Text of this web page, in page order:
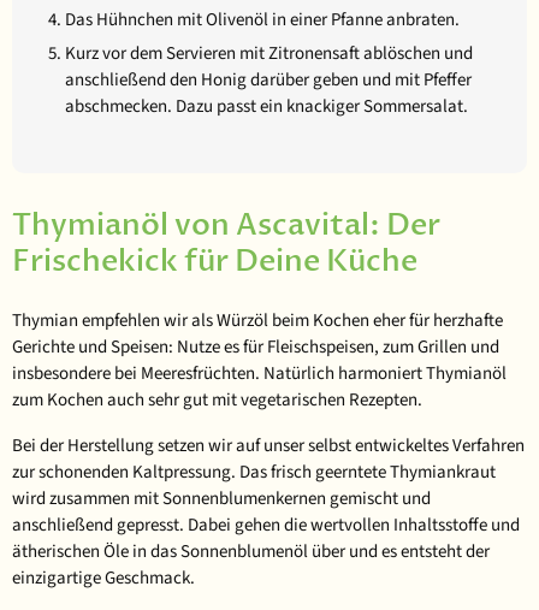
Das Hühnchen mit Olivenöl in einer Pfanne anbraten.
Kurz vor dem Servieren mit Zitronensaft ablöschen und
anschließend den Honig darüber geben und mit Pfeffer
abschmecken. Dazu passt ein knackiger Sommersalat.
Thymianöl von Ascavital: Der
Frischekick für Deine Küche
Thymian empfehlen wir als Würzöl beim Kochen eherfür herzhafte
Gerichteund Speisen: Nutze es für Fleischspeisen, zum Grillen und
insbesondere bei Meeresfrüchten. Natürlich harmoniert Thymianöl
zum Kochen auch sehr gut mit vegetarischen Rezepten.
Bei der Herstellung setzen wir auf unser selbst entwickeltes Verfahren
zur schonenden Kaltpressung. Das frisch geerntete Thymiankraut
wird zusammen mit Sonnenblumenkernen gemischt und
anschließend gepresst. Dabei gehen die wertvollen Inhaltsstoffe und
ätherischen Ölein das Sonnenblumenöl über und es entsteht der
einzigartige Geschmack.